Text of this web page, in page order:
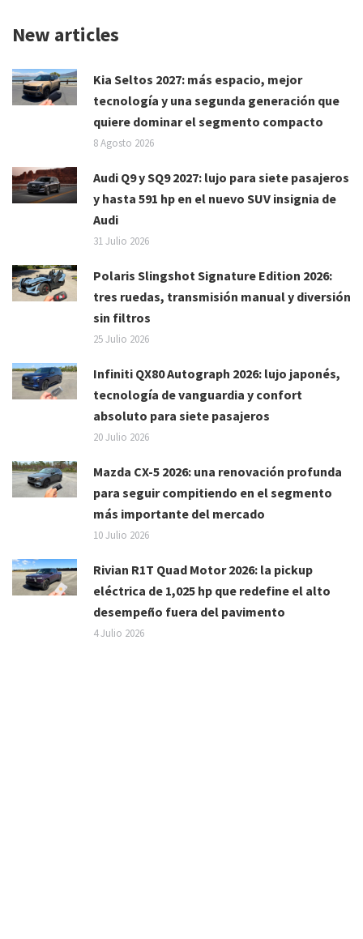
New articles
Kia Seltos 2027: más espacio, mejor
tecnología y una segunda generación que
quiere dominar el segmento compacto
8 Agosto 2026
Audi Q9 y SQ9 2027: lujo para siete pasajeros
y hasta 591 hp en el nuevo SUV insignia de
Audi
31 Julio 2026
Polaris Slingshot Signature Edition 2026:
tres ruedas, transmisión manual y diversión
sin filtros
25 Julio 2026
Infiniti QX80 Autograph 2026: lujo japonés,
tecnología de vanguardia y confort
absoluto para siete pasajeros
20 Julio 2026
Mazda CX-5 2026: una renovación profunda
para seguir compitiendo en el segmento
más importante del mercado
10 Julio 2026
Rivian R1T Quad Motor 2026: la pickup
eléctrica de 1,025 hp que redefine el alto
desempeño fuera del pavimento
4 Julio 2026